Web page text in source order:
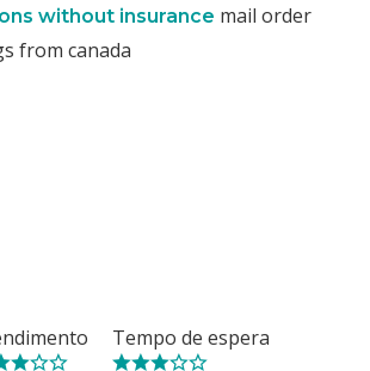
without insurance mail order
from canada
Tempo de espera